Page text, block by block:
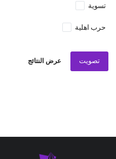
تسوية
حرب اهلية
تصويت عرض النتائج